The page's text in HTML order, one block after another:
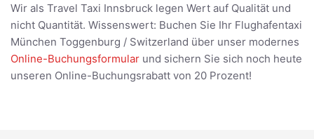
Wir als Travel Taxi Innsbruck legen Wert auf Qualität und
nicht Quantität. Wissenswert: Buchen Sie Ihr Flughafentaxi
München Toggenburg / Switzerland über unser modernes
Online-Buchungsformular und sichern Sie sich noch heute
unseren Online-Buchungsrabatt von 20 Prozent!